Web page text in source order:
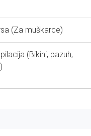
(Za muškarce)
(Bikini, pazuh,